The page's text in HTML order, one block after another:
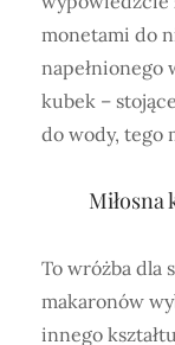
monetami do
napełnionego
kubek –
do wody, tego
Miłosna
To wróżba dla
makaronów
innego